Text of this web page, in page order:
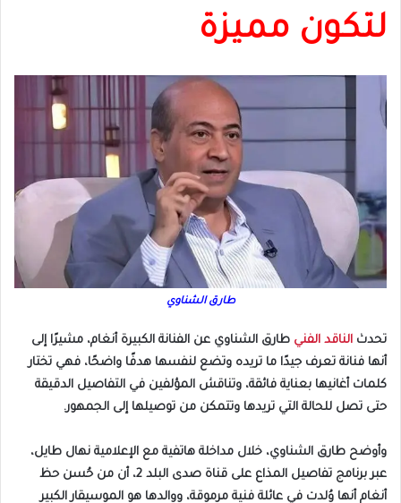
لتكون مميزة
طارق الشناوي
تحدث الناقد الفني طارق الشناوي عن الفنانة الكبيرة أنغام، مشيرًا إلى
أنها فنانة تعرف جيدًا ما تريده وتضع لنفسها هدفًا واضحًا، فهي تختار
كلمات أغانيها بعناية فائقة، وتناقش المؤلفين في التفاصيل الدقيقة
حتى تصل للحالة التي تريدها وتتمكن من توصيلها إلى الجمهور.
وأوضح طارق الشناوي، خلال مداخلة هاتفية مع الإعلامية نهال طايل،
عبر برنامج تفاصيل المذاع على قناة صدى البلد 2، أن من حُسن حظ
أنغام أنها وُلدت في عائلة فنية مرموقة، ووالدها هو الموسيقار الكبير